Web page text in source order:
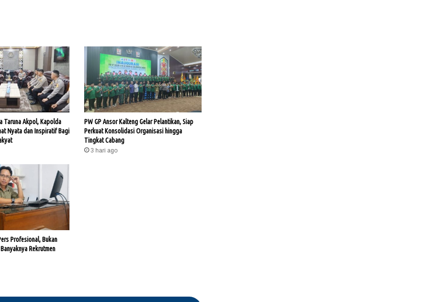
Taruna Akpol, Kapolda
Nyata dan Inspiratif Bagi
PW GP Ansor Kalteng Gelar Pelantikan, Siap
Perkuat Konsolidasi Organisasi hingga
Tingkat Cabang
3 hari ago
Profesional, Bukan
Rekrutmen